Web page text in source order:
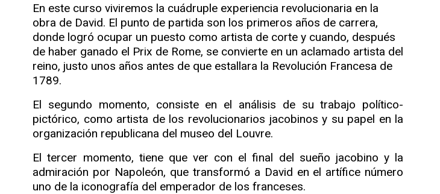
En este curso viviremos la cuádruple experiencia revolucionaria en la
obra de David. El punto de partida son los primeros años de carrera,
donde logró ocupar un puesto como artista de corte y cuando, después
de haber ganado el Prix de Rome, se convierte en un aclamado artista del
reino, justo unos años antes de que estallara la Revolución Francesa de
1789.
El segundo momento, consiste en el análisis de su trabajo político-
pictórico, como artista de los revolucionarios jacobinos y su papel en la
organización republicana del museo del Louvre.
El tercer momento, tiene que ver con el final del sueño jacobino y la
admiración por Napoleón, que transformó a David en el artífice número
uno de la iconografía del emperador de los franceses.